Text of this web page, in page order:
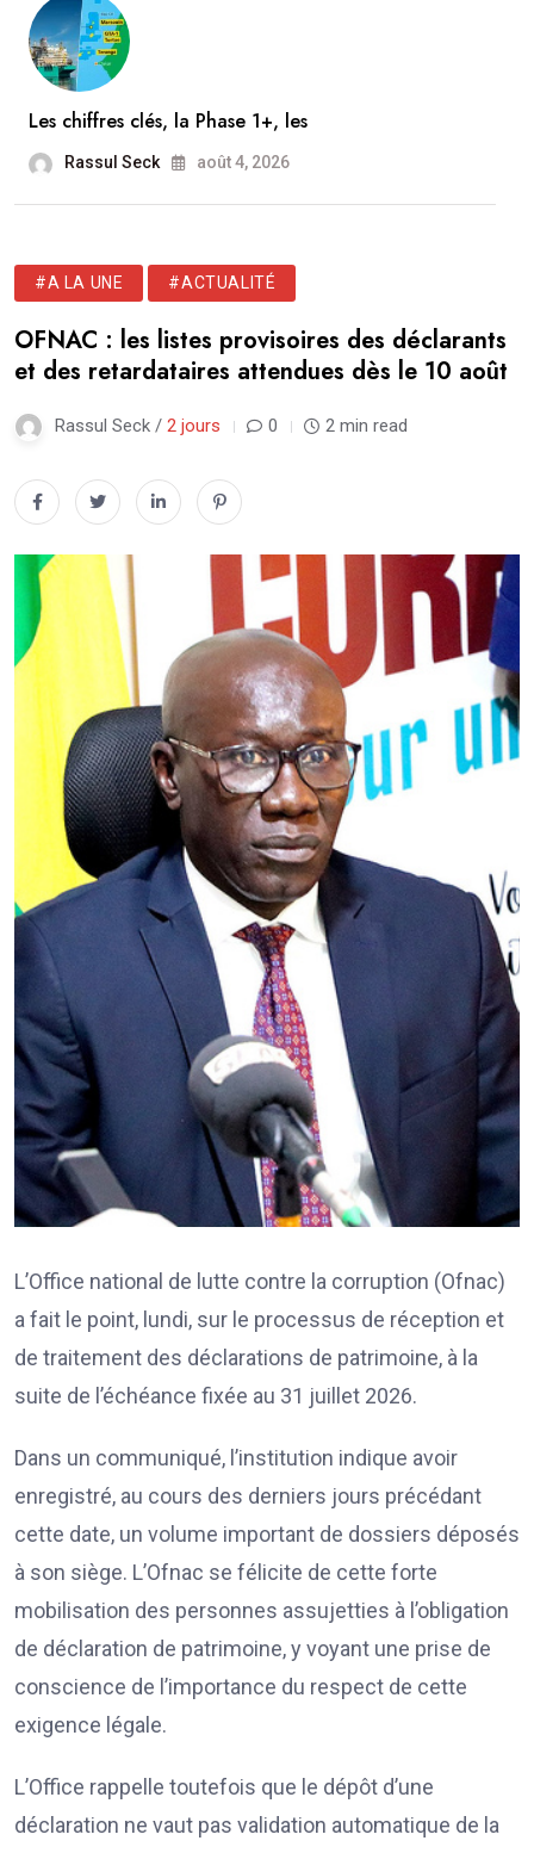
Les chiffres clés, la Phase 1+, les
Rassul Seck août 4, 2026
#A LA UNE #ACTUALITÉ
OFNAC : les listes provisoires des déclarants
et des retardataires attendues dès le 10 août
Rassul Seck / 2 jours 0 2 min read
L’Office national de lutte contre la corruption (Ofnac)
a fait le point, lundi, sur le processus de réception et
de traitement des déclarations de patrimoine, à la
suite de l’échéance fixée au 31 juillet 2026.
Dans un communiqué, l’institution indique avoir
enregistré, au cours des derniers jours précédant
cette date, un volume important de dossiers déposés
à son siège. L’Ofnac se félicite de cette forte
mobilisation des personnes assujetties à l’obligation
de déclaration de patrimoine, y voyant une prise de
conscience de l’importance du respect de cette
exigence légale.
L’Office rappelle toutefois que le dépôt d’une
déclaration ne vaut pas validation automatique de la